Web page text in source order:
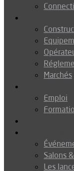
Marchés
Emploi
Salons
Les